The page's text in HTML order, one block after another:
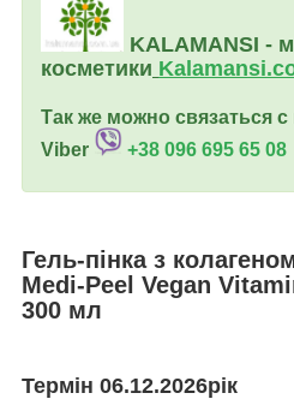
KALAMANSI -
косметики Kalamansi.c
Так же можно связаться
Viber
+38 096 695 65 08
Гель-пінка з
Medi-Peel Vegan
300 мл
Термін 06.12.2026рік